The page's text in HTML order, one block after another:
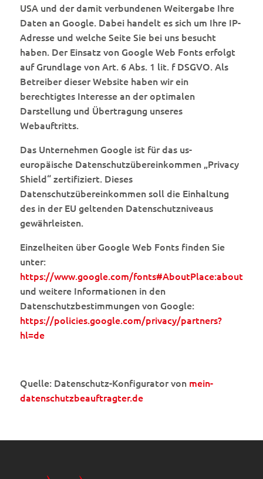
USA und der damit verbundenen Weitergabe Ihre
Daten an Google. Dabei handelt es sich um Ihre IP-
Adresse und welche Seite Sie bei uns besucht
haben. Der Einsatz von Google Web Fonts erfolgt
auf Grundlage von Art. 6 Abs. 1 lit. f DSGVO. Als
Betreiber dieser Website haben wir ein
berechtigtes Interesse an der optimalen
Darstellung und Übertragung unseres
Webauftritts.
Das Unternehmen Google ist für das us-
europäische Datenschutzübereinkommen „Privacy
Shield“ zertifiziert. Dieses
Datenschutzübereinkommen soll die Einhaltung
des in der EU geltenden Datenschutzniveaus
gewährleisten.
Einzelheiten über Google Web Fonts finden Sie
unter:
https://www.google.com/fonts#AboutPlace:about
und weitere Informationen in den
Datenschutzbestimmungen von Google:
https://policies.google.com/privacy/partners?
hl=de
Quelle: Datenschutz-Konfigurator von mein-
datenschutzbeauftragter.de